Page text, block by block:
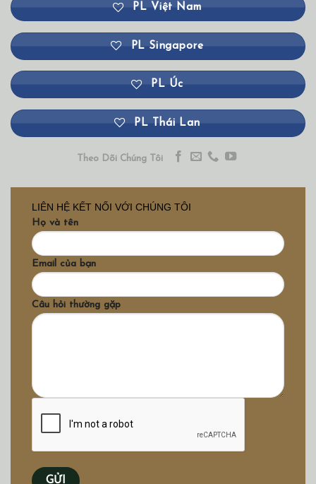
PL Việt Nam
PL Singapore
PL Úc
PL Thái Lan
Theo Dõi Chúng Tôi
LIÊN HỆ KẾT NỐI VỚI CHÚNG TÔI
Họ và tên
Email của bạn
Câu hỏi thường gặp